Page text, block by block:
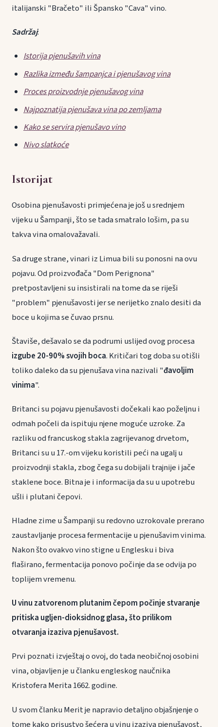
italijanski "Bračeto" ili Špansko "Cava" vino.
Sadržaj:
Istorija pjenušavih vina
Razlika između šampanjca i pjenušavog vina
Proces proizvodnje pjenušavog vina
Najpoznatija pjenušava vina po zemljama
Kako se servira pjenušavo vino
Nivo slatkoće
Istorijat
Osobina pjenušavosti primjećena je još u srednjem
vijeku u Šampanji, što se tada smatralo lošim, pa su
takva vina omalovažavali.
Sa druge strane, vinari iz Limua bili su ponosni na ovu
pojavu. Od proizvođača "Dom Perignona"
pretpostavljeni su insistirali na tome da se riješi
"problem" pjenušavosti jer se nerijetko znalo desiti da
boce u kojima se čuvao prsnu.
Štaviše, dešavalo se da podrumi uslijed ovog procesa
izgube 20-90% svojih boca. Kritičari tog doba su otišli
toliko daleko da su pjenušava vina nazivali "đavoljim
vinima".
Britanci su pojavu pjenušavosti dočekali kao poželjnu i
odmah počeli da ispituju njene moguće uzroke. Za
razliku od francuskog stakla zagrijevanog drvetom,
Britanci su u 17.-om vijeku koristili peći na ugalj u
proizvodnji stakla, zbog čega su dobijali trajnije i jače
staklene boce. Bitna je i informacija da su u upotrebu
ušli i plutani čepovi.
Hladne zime u Šampanji su redovno uzrokovale prerano
zaustavljanje procesa fermentacije u pjenušavim vinima.
Nakon što ovakvo vino stigne u Englesku i biva
flaširano, fermentacija ponovo počinje da se odvija po
toplijem vremenu.
U vinu zatvorenom plutanim čepom počinje stvaranje
pritiska ugljen-dioksidnog glasa, što prilikom
otvaranja izaziva pjenušavost.
Prvi poznati izvještaj o ovoj, do tada neobičnoj osobini
vina, objavljen je u članku engleskog naučnika
Kristofera Merita 1662. godine.
U svom članku Merit je napravio detaljno objašnjenje o
tome kako prisustvo šećera u vinu izaziva pjenušavost,